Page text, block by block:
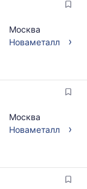
Москва
Новаметалл
›
Москва
Новаметалл
›